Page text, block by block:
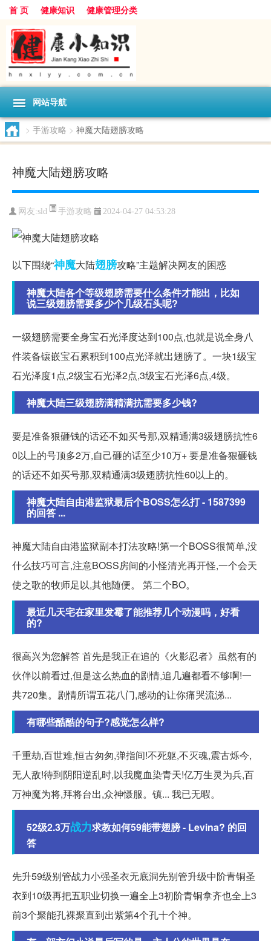
首 页 健康知识 健康管理分类
网站导航
> 手游攻略 > 神魔大陆翅膀攻略
神魔大陆翅膀攻略
网友:sld 手游攻略 2024-04-27 04:53:28
以下围绕“神魔大陆翅膀攻略”主题解决网友的困惑
神魔大陆各个等级翅膀需要什么条件才能出，比如
说三级翅膀需要多少个几级石头呢?
一级翅膀需要全身宝石光泽度达到100点,也就是说全身八
件装备镶嵌宝石累积到100点光泽就出翅膀了。一块1级宝
石光泽度1点,2级宝石光泽2点,3级宝石光泽6点,4级。
神魔大陆三级翅膀满精满抗需要多少钱?
要是准备狠砸钱的话还不如买号那,双精通满3级翅膀抗性6
0以上的号顶多2万,自己砸的话至少10万+ 要是准备狠砸钱
的话还不如买号那,双精通满3级翅膀抗性60以上的。
神魔大陆自由港监狱最后个BOSS怎么打 - 1587399
的回答 ...
神魔大陆自由港监狱副本打法攻略!第一个BOSS很简单,没
什么技巧可言,注意BOSS房间的小怪清光再开怪,一个会天
使之歌的牧师足以,其他随便。 第二个BO。
最近几天宅在家里发霉了能推荐几个动漫吗，好看
的?
很高兴为您解答 首先是我正在追的《火影忍者》虽然有的
伙伴以前看过,但是这么热血的剧情,追几遍都看不够啊!一
共720集。剧情所谓五花八门,感动的让你痛哭流涕...
有哪些酷酷的句子?感觉怎么样?
千重劫,百世难,恒古匆匆,弹指间!不死躯,不灭魂,震古烁今,
无人敌!待到阴阳逆乱时,以我魔血染青天!亿万生灵为兵,百
万神魔为将,拜将台出,众神慑服。镇... 我已无暇。
52级2.3万战力求教如何59能带翅膀 - Levina? 的回
答
先升59级别管战力小强圣衣无底洞先别管升级中阶青铜圣
衣到10级再把五职业切换一遍全上3初阶青铜拿齐也全上3
前3个聚能孔裸聚直到出紫第4个孔十个神。